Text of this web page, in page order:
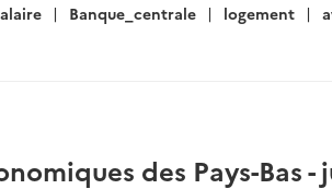
Banque_centrale logement
des Pays-Bas -